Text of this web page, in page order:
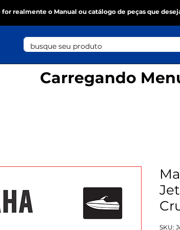
for realmente o Manual ou catálogo de peças que
Carregando
SKU: